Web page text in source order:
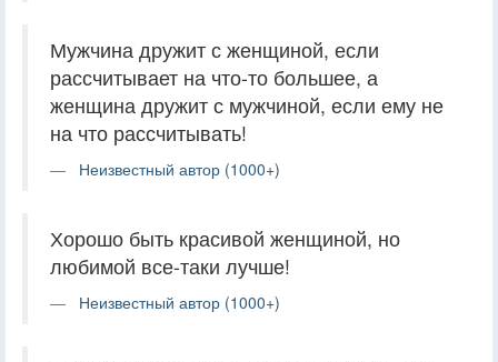
Мужчина дружит с женщиной, если
рассчитывает на что-то большее, а
женщина дружит с мужчиной, если ему не
на что рассчитывать!
Неизвестный автор (1000+)
Хорошо быть красивой женщиной, но
любимой все-таки лучше!
Неизвестный автор (1000+)